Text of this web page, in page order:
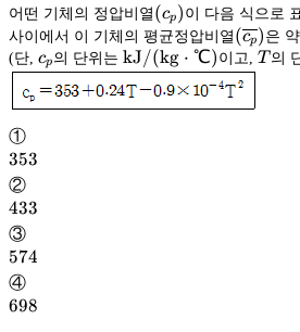
어떤 기체의 정압비열 (c_p)
(cp) 이 다음 식으로
사이에서 이 기체의 평균정압비열 (
cp
)
(cp) 은
(단, c_p
cp의 단위는 \mathrm{kJ/
℃)}
kJ/(kg ⋅ ℃)
kJ/(kg ⋅ ℃) 이고, T
T
①
353
353
②
433
433
③
574
574
④
698
698